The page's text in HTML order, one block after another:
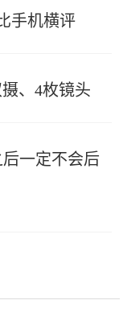
手机横评
、4枚镜头
一定不会后